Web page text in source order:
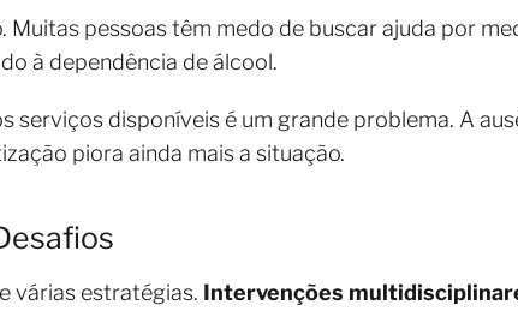
pessoas têm medo de buscar ajuda por
à dependência de álcool.
serviços disponíveis é um grande problema. A
piora ainda mais a situação.
várias estratégias. Intervenções